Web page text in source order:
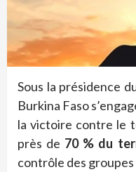
Sous la présidence
Burkina Faso
la victoire contre le
près de 70 % du
contrôle des